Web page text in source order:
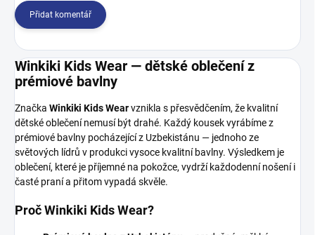
Přidat komentář
Winkiki Kids Wear — dětské oblečení z
prémiové bavlny
Značka Winkiki Kids Wearvznikla s přesvědčením, že kvalitní
dětské oblečení nemusí být drahé. Každý kousek vyrábíme z
prémiové bavlny pocházející z Uzbekistánu — jednoho ze
světových lídrů v produkci vysoce kvalitní bavlny. Výsledkem je
oblečení, které je příjemné na pokožce, vydrží každodenní nošení i
časté praní a přitom vypadá skvěle.
Proč Winkiki Kids Wear?